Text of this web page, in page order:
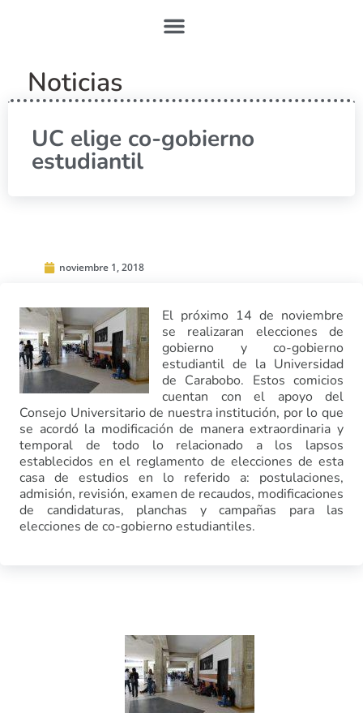
Noticias
UC elige co-gobierno
estudiantil
noviembre 1, 2018
El próximo 14 de noviembre
se realizaran elecciones de
gobierno y co-gobierno
estudiantil de la Universidad
de Carabobo. Estos comicios
cuentan con el apoyo del
Consejo Universitario de nuestra institución, por lo que
se acordó la modificación de manera extraordinaria y
temporal de todo lo relacionado a los lapsos
establecidos en el reglamento de elecciones de esta
casa de estudios en lo referido a: postulaciones,
admisión, revisión, examen de recaudos, modificaciones
de candidaturas, planchas y campañas para las
elecciones de co-gobierno estudiantiles.